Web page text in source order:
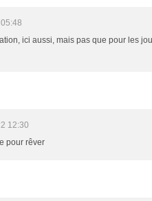
ici aussi, mais pas que pour les
12:30
pour rêver